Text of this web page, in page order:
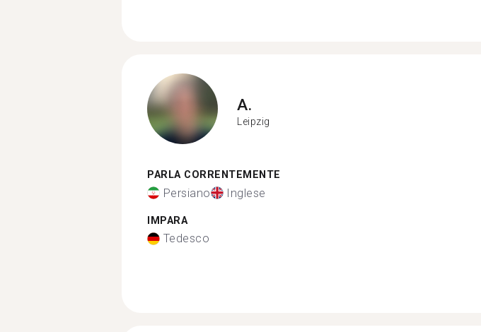
A.
Leipzig
PARLA CORRENTEMENTE
Persiano Inglese
IMPARA
Tedesco